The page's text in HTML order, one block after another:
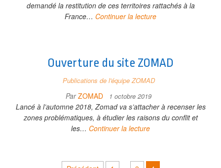
demandé la restitution de ces territoires rattachés à la
France… Continuer la lecture
Ouverture du site ZOMAD
Publications de l'équipe ZOMAD
ParZOMAD 1 octobre 2019
Lancé à l’automne 2018, Zomad va s’attacher à recenser les
zones problématiques, à étudier les raisons du conflit et
les… Continuer la lecture